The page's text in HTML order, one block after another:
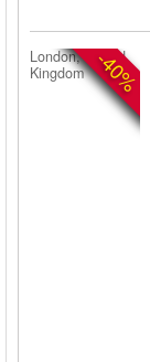
-40%
London, United
Kingdom